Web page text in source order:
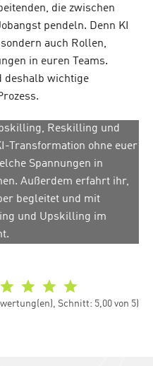
die zwischen
pendeln. Denn KI
auch Rollen,
in euren Teams.
wichtige
Reskilling und
Transformation ohne euer
Spannungen in
Außerdem erfahrt ihr,
begleitet und mit
und Upskilling im
Schnitt: 5,00 von 5)